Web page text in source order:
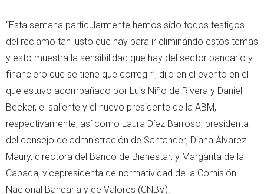
“Esta semana particularmente hemos sido todos testigos
del reclamo tan justo que hay para ir eliminando estos temas
y esto muestra la sensibilidad que hay del sector bancario y
financiero que se tiene que corregir”, dijo en el evento en el
que estuvo acompañado por Luis Niño de Rivera y Daniel
Becker, el saliente y el nuevo presidente de la ABM,
respectivamente; así como Laura Díez Barroso, presidenta
del consejo de admnistración de Santander; Diana Álvarez
Maury, directora del Banco de Bienestar; y Margarita de la
Cabada, vicepresidenta de normatividad de la Comisión
Nacional Bancaria y de Valores (CNBV).